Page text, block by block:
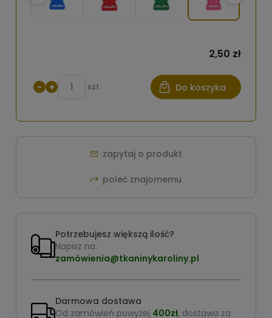
2,50 zł
− + szt. Do koszyka
zapytaj o produkt
poleć znajomemu
Potrzebujesz większą ilość?
Napisz na:
zamówienia@tkaninykaroliny.pl
Darmowa dostawa
Od zamówień powyżej 400zł, dostawa za